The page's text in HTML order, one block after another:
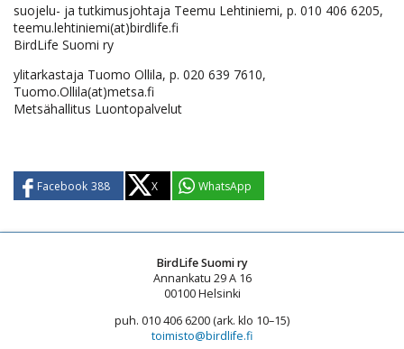
suojelu- ja tutkimusjohtaja Teemu Lehtiniemi, p. 010 406 6205,
teemu.lehtiniemi(at)birdlife.fi
BirdLife Suomi ry
ylitarkastaja Tuomo Ollila, p. 020 639 7610,
Tuomo.Ollila(at)metsa.fi
Metsähallitus Luontopalvelut
Facebook 388 X WhatsApp
BirdLife Suomi ry
Annankatu 29 A 16
00100 Helsinki
puh. 010 406 6200 (ark. klo 10–15)
toimisto@birdlife.fi